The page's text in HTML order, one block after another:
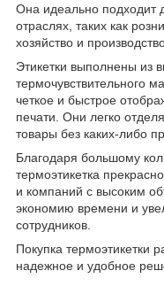
Она идеально подходит
отраслях, таких как
хозяйство и
Этикетки выполнены из
термочувствительного
четкое и быстрое
печати. Они легко
товары без каких-либо
Благодаря большому
термоэтикетка
и компаний с высоким
экономию времени и
сотрудников.
Покупка термоэтикетки
надежное и удобное